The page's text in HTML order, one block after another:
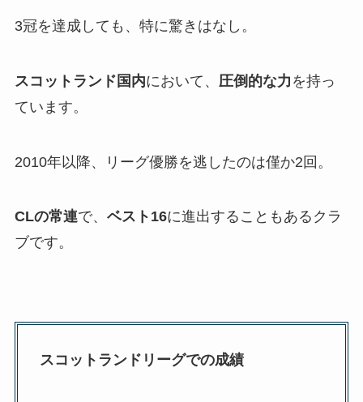
3冠を達成しても、特に驚きはなし。
スコットランド国内において、 圧倒的な力 を持っ
ています。
2010年以降、リーグ優勝を逃したのは僅か2回。
CLの常連で、 ベスト16に進出することもあるクラ
ブです。
スコットランドリーグでの成績